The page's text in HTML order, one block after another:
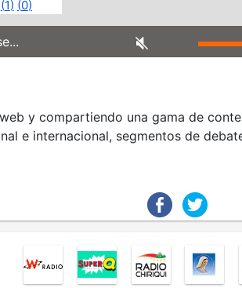
(1) (0)
y compartiendo una gama de
e internacional, segmentos de